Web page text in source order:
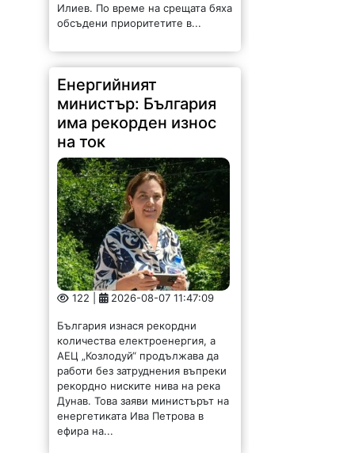
Илиев. По време на срещата бяха
обсъдени приоритетите в...
Енергийният
министър: България
има рекорден износ
на ток
122 | 2026-08-07 11:47:09
България изнася рекордни
количества електроенергия, а
АЕЦ „Козлодуй“ продължава да
работи без затруднения въпреки
рекордно ниските нива на река
Дунав. Това заяви министърът на
енергетиката Ива Петрова в
ефира на...